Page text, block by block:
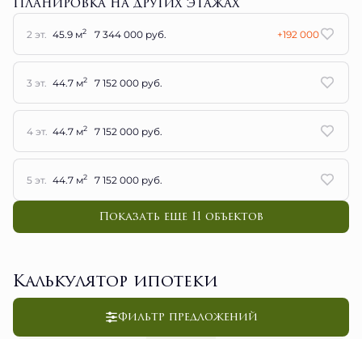
2 эт. 45.9 м2 7 344 000 руб. +192 000
3 эт. 44.7 м2 7 152 000 руб.
4 эт. 44.7 м2 7 152 000 руб.
5 эт. 44.7 м2 7 152 000 руб.
Показать еще 11 объектов
Калькулятор ипотеки
Фильтр предложений